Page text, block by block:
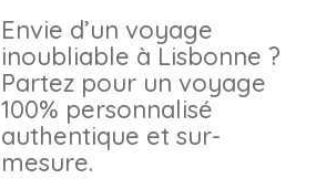
Envie d’un voyage
inoubliable à Lisbonne ?
Partez pour un voyage
100% personnalisé
authentique et sur-
mesure.